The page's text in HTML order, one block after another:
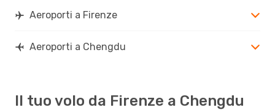
Aeroporti a Firenze
Aeroporti a Chengdu
Il tuo volo da Firenze a Chengdu